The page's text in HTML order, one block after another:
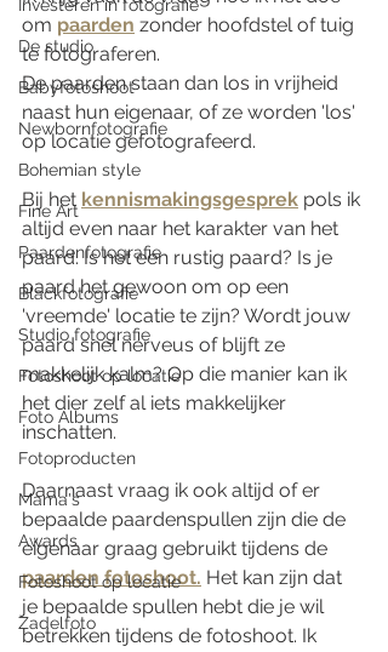
Investeren in fotografie
De studio
Babyfotoshoot
Newbornfotografie
Bohemian style
Fine Art
Paardenfotografie
Blackfotografie
Studio fotografie
Fotoshoot op locatie
Foto Albums
Fotoproducten
Mama's
Awards
Fotoshoot op locatie
Zadelfoto
om paarden zonder hoofdstel of tuig
te fotograferen.
De paarden staan dan los in vrijheid
naast hun eigenaar, of ze worden 'los'
op locatie gefotografeerd.
Bij het kennismakingsgesprek pols ik
altijd even naar het karakter van het
paard. Is het een rustig paard? Is je
paard het gewoon om op een
'vreemde' locatie te zijn? Wordt jouw
paard snel nerveus of blijft ze
makkelijk kalm? Op die manier kan ik
het dier zelf al iets makkelijker
inschatten.
Daarnaast vraag ik ook altijd of er
bepaalde paardenspullen zijn die de
eigenaar graag gebruikt tijdens de
paarden fotoshoot. Het kan zijn dat
je bepaalde spullen hebt die je wil
betrekken tijdens de fotoshoot. Ik